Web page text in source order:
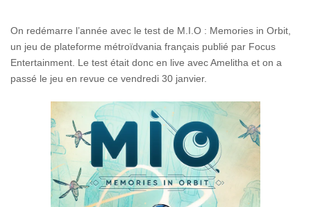
On redémarre l’année avec le test de M.I.O : Memories in Orbit,
un jeu de plateforme métroïdvania français publié par Focus
Entertainment. Le test était donc en live avec Amelitha et on a
passé le jeu en revue ce vendredi 30 janvier.